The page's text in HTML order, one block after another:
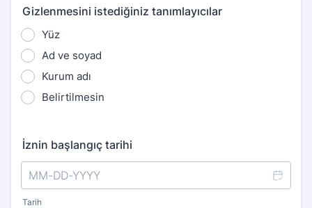
Gizlenmesini istediğiniz tanımlayıcılar
Yüz
Ad ve soyad
Kurum adı
Belirtilmesin
İznin başlangıç tarihi
Tarih